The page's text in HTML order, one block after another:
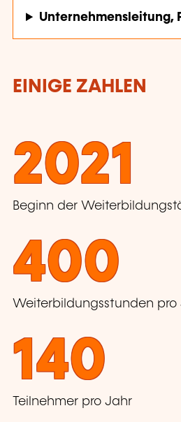
Unternehmensleitung,
EINIGE ZAHLEN
2021
Beginn der
400
Weiterbildungsstunden pro
140
Teilnehmer pro Jahr